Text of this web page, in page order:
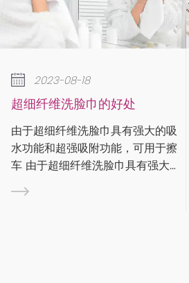
的吸
于擦
大的
可用
2023-08-18
在某些情况下，绒毛是超细
巾洗涤和处理不当造成的。
绒毛，您可以使用绒毛滚筒
刷或遮蔽胶带来捕获绒毛。
细纤维布时，请务必遵循标